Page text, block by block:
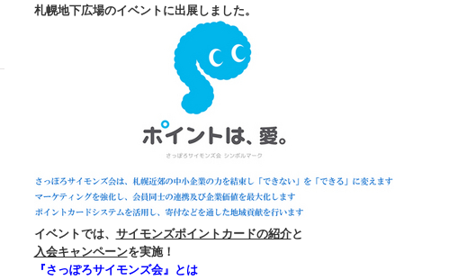
札幌地下広場のイベントに出展しました。
イベントでは、 サイモンズポイントカードの紹介と
入会キャンペーンを実施！
『さっぽろサイモンズ会』とは